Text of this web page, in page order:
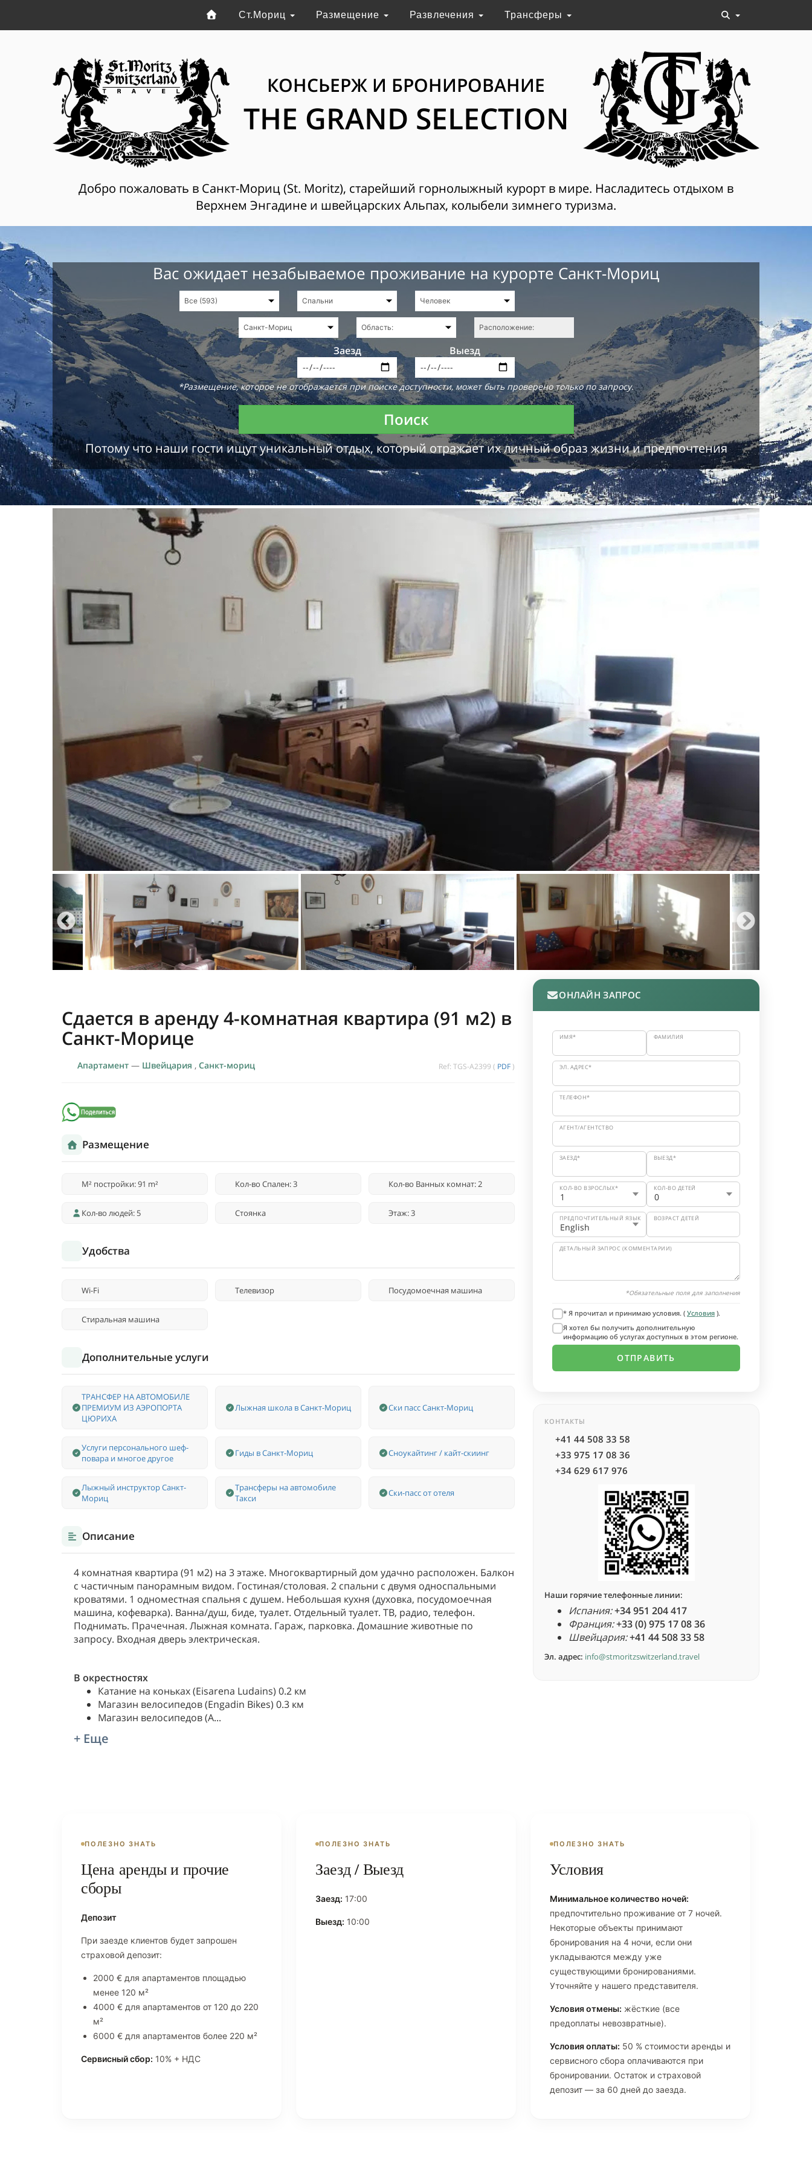
Ст.Мориц Размещение Развлечения Трансферы
КОНСЬЕРЖ И БРОНИРОВАНИЕ
THE GRAND SELECTION
Добро пожаловать в Санкт-Мориц (St. Moritz), старейший горнолыжный курорт в мире. Насладитесь отдыхом в
Верхнем Энгадине и швейцарских Альпах, колыбели зимнего туризма.
Вас ожидает незабываемое проживание на курорте Санкт-Мориц
Заезд Выезд
*Размещение, которое не отображается при поиске доступности, может быть проверено только по запросу.
Поиск
Потому что наши гости ищут уникальный отдых, который отражает их личный образ жизни и предпочтения
Сдается в аренду 4-комнатная квартира (91 м2) в
Санкт-Морице
Апартамент — Швейцария , Санкт-мориц Ref: TGS-A2399 ( PDF )
Размещение
M² постройки: 91 m² Кол-во Спален: 3 Кол-во Ванных комнат: 2
Кол-во людей: 5 Стоянка Этаж: 3
Удобства
Wi-Fi Телевизор Посудомоечная машина
Стиральная машина
Дополнительные услуги
ТРАНСФЕР НА АВТОМОБИЛЕ
ПРЕМИУМ ИЗ АЭРОПОРТА
ЦЮРИХА
Лыжная школа в Санкт-Мориц Ски пасс Санкт-Мориц
Услуги персонального шеф-
повара и многое другое
Гиды в Санкт-Мориц Сноукайтинг / кайт-скиинг
Лыжный инструктор Санкт-
Мориц
Трансферы на автомобиле
Такси
Ски-пасс от отеля
Описание
4 комнатная квартира (91 м2) на 3 этаже. Многоквартирный дом удачно расположен. Балкон
с частичным панорамным видом. Гостиная/столовая. 2 спальни с двумя односпальными
кроватями. 1 одноместная спальня с душем. Небольшая кухня (духовка, посудомоечная
машина, кофеварка). Ванна/душ, биде, туалет. Отдельный туалет. ТВ, радио, телефон.
Поднимать. Прачечная. Лыжная комната. Гараж, парковка. Домашние животные по
запросу. Входная дверь электрическая.
В окрестностях
Катание на коньках (Eisarena Ludains) 0.2 км
Магазин велосипедов (Engadin Bikes) 0.3 км
Магазин велосипедов (A...
+ Еще
ОНЛАЙН ЗАПРОС
ИМЯ* ФАМИЛИЯ
ЭЛ. АДРЕС*
ТЕЛЕФОН*
АГЕНТ/АГЕНТСТВО
ЗАЕЗД* ВЫЕЗД*
КОЛ-ВО ВЗРОСЛЫХ* КОЛ-ВО ДЕТЕЙ
ПРЕДПОЧТИТЕЛЬНЫЙ ЯЗЫК ВОЗРАСТ ДЕТЕЙ
ДЕТАЛЬНЫЙ ЗАПРОС (КОММЕНТАРИИ)
*Обязательные поля для заполнения
* Я прочитал и принимаю условия. ( Условия ).
Я хотел бы получить дополнительную
информацию об услугах доступных в этом регионе.
КОНТАКТЫ
+41 44 508 33 58
+33 975 17 08 36
+34 629 617 976
Наши горячие телефонные линии:
Испания:+34 951 204 417
Франция:+33 (0) 975 17 08 36
Швейцария:+41 44 508 33 58
Эл. адрес: info@stmoritzswitzerland.travel
ПОЛЕЗНО ЗНАТЬ
Цена аренды и прочие
сборы
Депозит
При заезде клиентов будет запрошен
страховой депозит:
2000 € для апартаментов площадью
менее 120 м²
4000 € для апартаментов от 120 до 220
м²
6000 € для апартаментов более 220 м²
Сервисный сбор: 10% + НДС
ПОЛЕЗНО ЗНАТЬ
Заезд / Выезд
Заезд: 17:00
Выезд: 10:00
ПОЛЕЗНО ЗНАТЬ
Условия
Минимальное количество ночей:
предпочтительно проживание от 7 ночей.
Некоторые объекты принимают
бронирования на 4 ночи, если они
укладываются между уже
существующими бронированиями.
Уточняйте у нашего представителя.
Условия отмены: жёсткие (все
предоплаты невозвратные).
Условия оплаты: 50 % стоимости аренды и
сервисного сбора оплачиваются при
бронировании. Остаток и страховой
депозит — за 60 дней до заезда.